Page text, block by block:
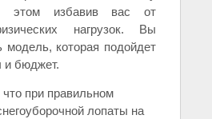
этом избавив вас от
нагрузок. Вы
модель, которая подойдет
и бюджет.
при правильном
лопаты на